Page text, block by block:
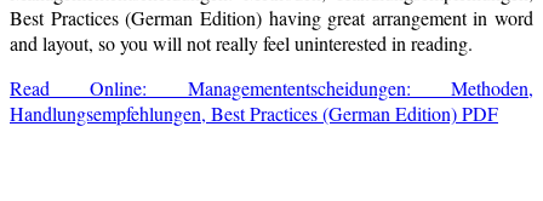
Best Practices (German Edition) having great arrangement in word
and layout, so you will not really feel uninterested in reading.
Read Online: Managemententscheidungen: Methoden,
Handlungsempfehlungen, Best Practices (German Edition) PDF